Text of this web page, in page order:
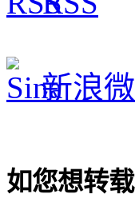
新浪
如您想转载